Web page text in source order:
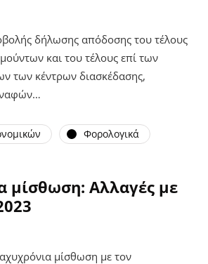
δήλωσης απόδοσης του τέλους
και του τέλους επί των
των κέντρων διασκέδασης,
Φορολογικά
μίσθωση: Αλλαγές με
μίσθωση με τον